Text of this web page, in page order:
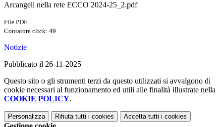
Arcangeli nella rete ECCO 2024-25_2.pdf
File PDF
Contatore click: 49
Notizie
Pubblicato il 26-11-2025
Questo sito o gli strumenti terzi da questo utilizzati si avvalgono di
cookie necessari al funzionamento ed utili alle finalità illustrate nella
COOKIE POLICY.
Personalizza Rifiuta tutti i cookies Accetta tutti i cookies